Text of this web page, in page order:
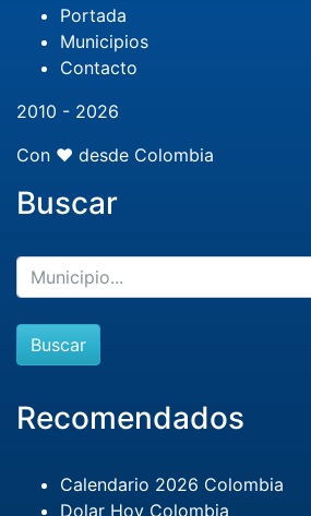
Portada
Municipios
Contacto
2010 - 2026
Con ❤️ desde Colombia
Buscar
Buscar
Recomendados
Calendario 2026 Colombia
Dolar Hoy Colombia